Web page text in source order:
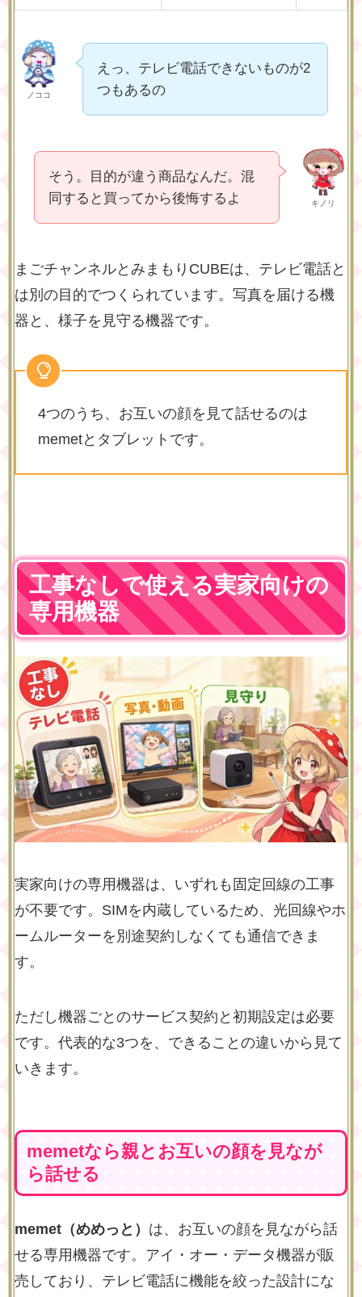
ノココ
えっ、テレビ電話できないものが2
つもあるの
キノリ
そう。目的が違う商品なんだ。混
同すると買ってから後悔するよ
まごチャンネルとみまもりCUBEは、テレビ電話と
は別の目的でつくられています。写真を届ける機
器と、様子を見守る機器です。
4つのうち、お互いの顔を見て話せるのは
memetとタブレットです。
工事なしで使える実家向けの
専用機器
実家向けの専用機器は、いずれも固定回線の工事
が不要です。SIMを内蔵しているため、光回線やホ
ームルーターを別途契約しなくても通信できま
す。
ただし機器ごとのサービス契約と初期設定は必要
です。代表的な3つを、できることの違いから見て
いきます。
memetなら親とお互いの顔を見なが
ら話せる
memet（めめっと） は、お互いの顔を見ながら話
せる専用機器です。アイ・オー・データ機器が販
売しており、テレビ電話に機能を絞った設計にな